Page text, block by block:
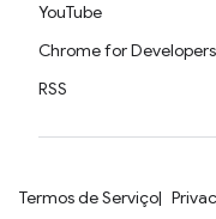
YouTube
Chrome for
RSS
Termos de Serviço